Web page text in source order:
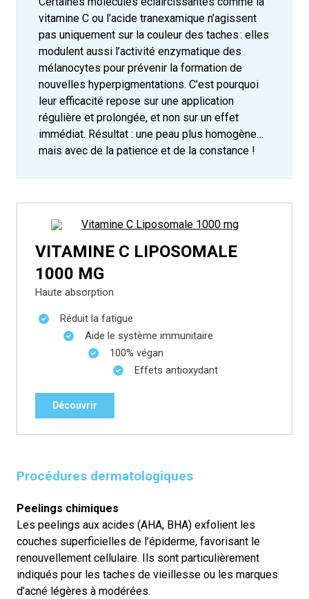
vitamine C ou l’acide tranexamique n’agissent
pas uniquement sur la couleur des taches: elles
modulent aussi l’activité enzymatique des
mélanocytes pour prévenir la formation de
nouvelles hyperpigmentations. C’est pourquoi
leur efficacité repose sur une application
régulière et prolongée, et non sur un effet
immédiat. Résultat : une peau plus homogène…
mais avec de la patience et de la constance !
VITAMINE C LIPOSOMALE
1000 MG
Haute absorption
Réduit la fatigue
Aide le système immunitaire
100% végan
Effets antioxydant
Découvrir
Procédures dermatologiques
Peelings chimiques
Les peelings aux acides (AHA, BHA) exfolient les
couches superficielles de l’épiderme, favorisant le
renouvellement cellulaire. Ils sont particulièrement
indiqués pour les taches de vieillesse ou les marques
d’acné légères à modérées.